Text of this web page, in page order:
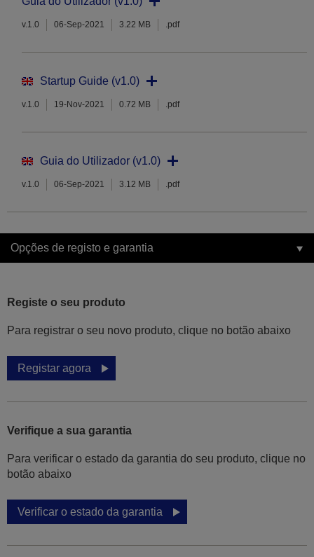
v.1.0 06-Sep-2021 3.22 MB .pdf
Startup Guide (v1.0)
v.1.0 19-Nov-2021 0.72 MB .pdf
Guia do Utilizador (v1.0)
v.1.0 06-Sep-2021 3.12 MB .pdf
Opções de registo e garantia
Registe o seu produto
Para registrar o seu novo produto, clique no botão abaixo
Registar agora
Verifique a sua garantia
Para verificar o estado da garantia do seu produto, clique no
botão abaixo
Verificar o estado da garantia